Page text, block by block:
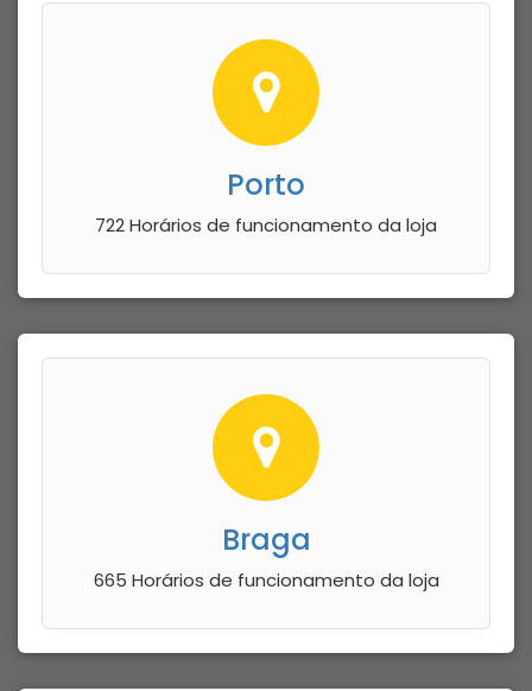
Porto
722 Horários de funcionamento da loja
Braga
665 Horários de funcionamento da loja